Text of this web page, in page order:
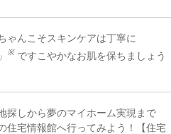
ゃんこそスキンケアは丁寧に
※ ですこやかなお肌を保ちましょう
探しから夢のマイホーム実現まで
住宅情報館へ行ってみよう！【住宅